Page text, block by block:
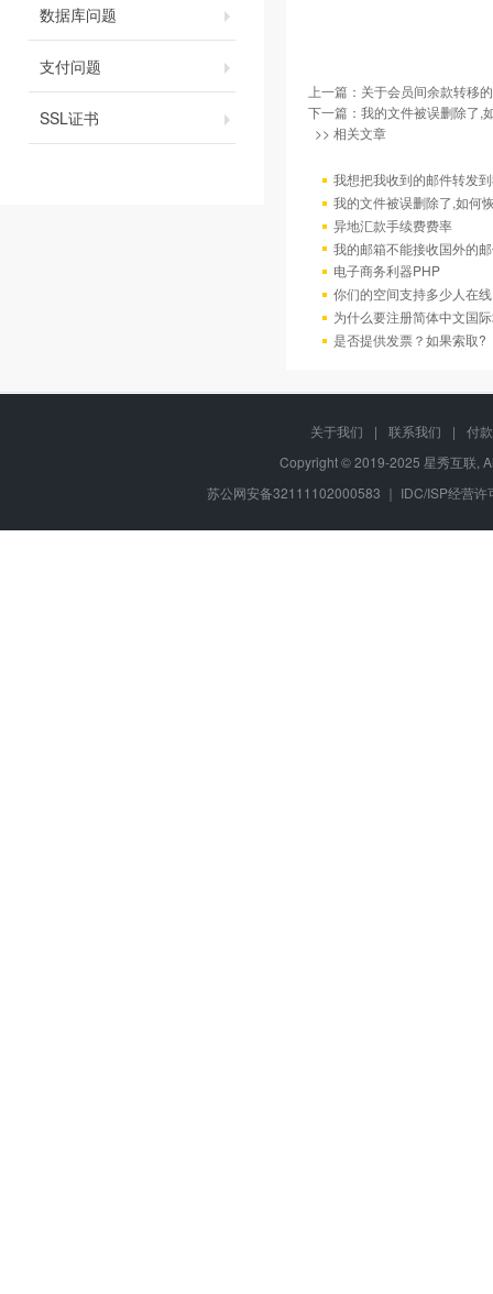
数据库问题
支付问题
SSL证书
上一篇： 关于会员间余款转移
下一篇： 我的文件被误删除了,
>> 相关文章
我想把我收到的邮件转发
我的文件被误删除了,如何
异地汇款手续费费率
我的邮箱不能接收国外的
电子商务利器PHP
你们的空间支持多少人在
为什么要注册简体中文国
是否提供发票？如果索取?
关于我们 | 联系我们 |
付
Copyright © 2019-2025 星秀互联,
苏公网安备32111102000583 ｜ IDC/ISP经营